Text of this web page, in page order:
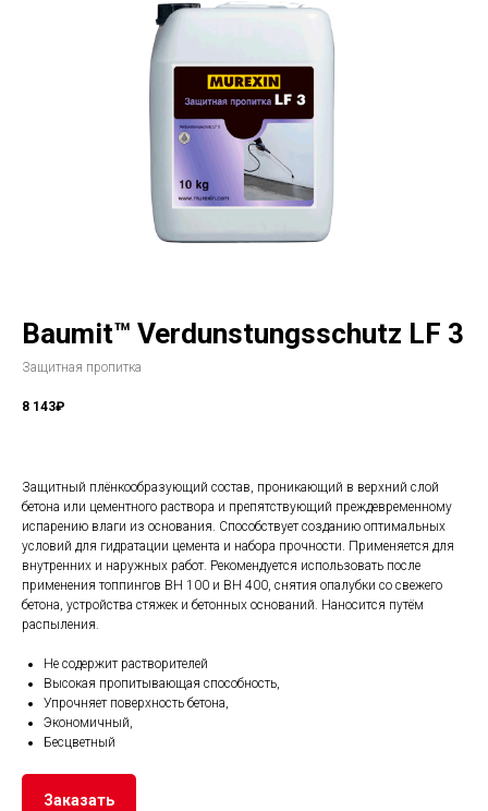
Baumit™ Verdunstungsschutz LF 3
Защитная пропитка
8 143₽
Защитный плёнкообразующий состав, проникающий в верхний слой
бетона или цементного раствора и препятствующий преждевременному
испарению влаги из основания. Способствует созданию оптимальных
условий для гидратации цемента и набора прочности. Применяется для
внутренних и наружных работ. Рекомендуется использовать после
применения топпингов BH 100 и BH 400, снятия опалубки со свежего
бетона, устройства стяжек и бетонных оснований. Наносится путём
распыления.
Не содержит растворителей
Высокая пропитывающая способность,
Упрочняет поверхность бетона,
Экономичный,
Бесцветный
Заказать